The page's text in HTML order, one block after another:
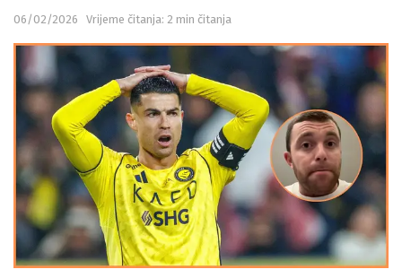
06/02/2026 Vrijeme čitanja: 2 min čitanja